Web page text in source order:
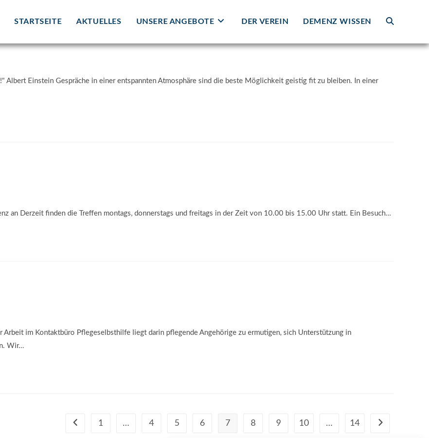
STARTSEITE AKTUELLES UNSERE ANGEBOTE DER VEREIN DEMENZ WISSEN WEBSITE-
Albert Einstein Gespräche in einer entspannten Atmosphäre sind die beste Möglichkeit geistig fit zu bleiben. In einer
an Derzeit finden die Treffen montags, donnerstags und freitags in der Zeit von 10.00 bis 15.00 Uhr statt. Ein Besuch…
Arbeit im Kontaktbüro Pflegeselbsthilfe liegt darin pflegende Angehörige zu ermutigen, sich Unterstützung in
Wir…
Gehe zur vorherigen Seite
1 … 4 5 6 7 8 9 10 … 14 Gehe zur